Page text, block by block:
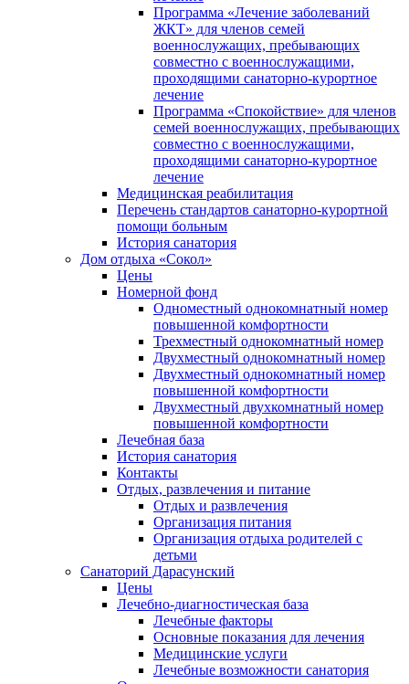
Программа «Лечение заболеваний
ЖКТ» для членов семей
военнослужащих, пребывающих
совместно с военнослужащими,
проходящими санаторно-курортное
лечение
Программа «Спокойствие» для членов
семей военнослужащих, пребывающих
совместно с военнослужащими,
проходящими санаторно-курортное
лечение
Медицинская реабилитация
Перечень стандартов санаторно-курортной
помощи больным
История санатория
Дом отдыха «Сокол»
Цены
Номерной фонд
Одноместный однокомнатный номер
повышенной комфортности
Трехместный однокомнатный номер
Двухместный однокомнатный номер
Двухместный однокомнатный номер
повышенной комфортности
Двухместный двухкомнатный номер
повышенной комфортности
Лечебная база
История санатория
Контакты
Отдых, развлечения и питание
Отдых и развлечения
Организация питания
Организация отдыха родителей с
детьми
Санаторий Дарасунский
Цены
Лечебно-диагностическая база
Лечебные факторы
Основные показания для лечения
Медицинские услуги
Лечебные возможности санатория